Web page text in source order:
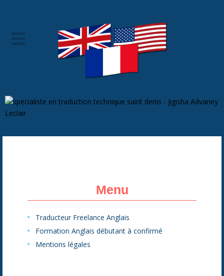
Menu
Traducteur Freelance Anglais
Formation Anglais débutant à confirmé
Mentions légales